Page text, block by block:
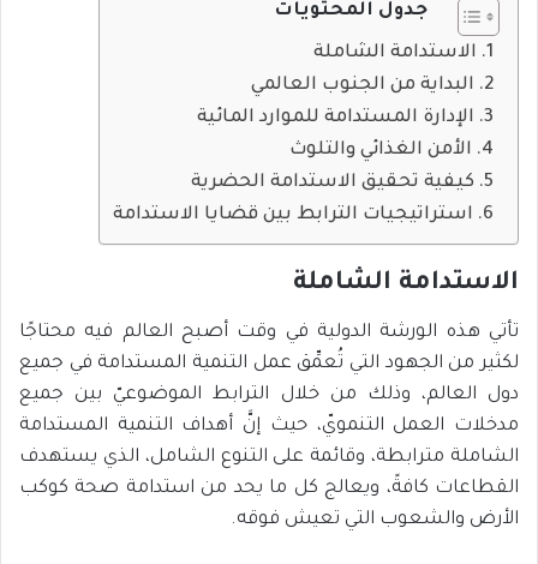
جدول المحتويات
الاستدامة الشاملة
البداية من الجنوب العالمي
الإدارة المستدامة للموارد المائية
الأمن الغذائي والتلوث
كيفية تحقيق الاستدامة الحضرية
استراتيجيات الترابط بين قضايا الاستدامة
الاستدامة الشاملة
تأتي هذه الورشة الدولية في وقت أصبح العالم فيه محتاجًا
لكثير من الجهود التي تُعمِّق عمل التنمية المستدامة في جميع
دول العالم، وذلك من خلال الترابط الموضوعيّ بين جميع
مدخلات العمل التنمويّ، حيث إنَّ أهداف التنمية المستدامة
الشاملة مترابطة، وقائمة على التنوع الشامل، الذي يستهدف
القطاعات كافةً، ويعالج كل ما يحد من استدامة صحة كوكب
الأرض والشعوب التي تعيش فوقه.